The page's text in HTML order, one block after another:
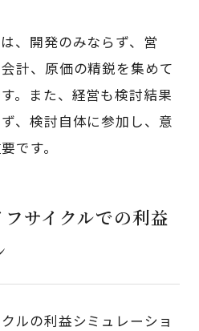
、開発のみならず、営
計、原価の精鋭を集めて
。また、経営も検討結果
、検討自体に参加し、意
です。
サイクルでの利益
ルの利益シミュレーショ